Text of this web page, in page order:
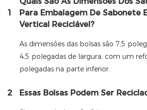
1
Para Embalagem De Sabonete
Vertical Reciclável?
As dimensões das bolsas são 7,5
4,5 polegadas de largura, com um
polegadas na parte inferior.
2 Essas Bolsas Podem Ser